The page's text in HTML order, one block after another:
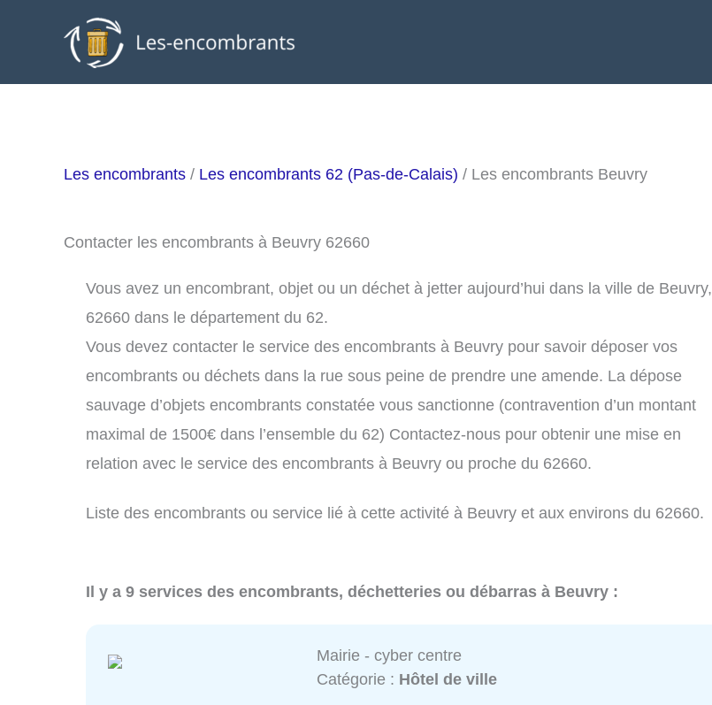
Les encombrants / Les encombrants 62 (Pas-de-Calais) / Les encombrants Beuvry
Contacter les encombrants à Beuvry 62660
Vous avez un encombrant, objet ou un déchet à jetter aujourd’hui dans la ville de Beuvry,
62660 dans le département du 62.
Vous devez contacter le service des encombrants à Beuvry pour savoir déposer vos
encombrants ou déchets dans la rue sous peine de prendre une amende. La dépose
sauvage d’objets encombrants constatée vous sanctionne (contravention d’un montant
maximal de 1500€ dans l’ensemble du 62) Contactez-nous pour obtenir une mise en
relation avec le service des encombrants à Beuvry ou proche du 62660.
Liste des encombrants ou service lié à cette activité à Beuvry et aux environs du 62660.
Il y a 9 services des encombrants, déchetteries ou débarras à Beuvry :
Mairie - cyber centre
Catégorie : Hôtel de ville